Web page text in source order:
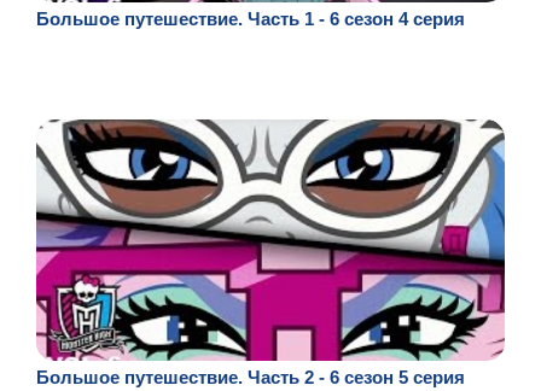
Большое путешествие. Часть 1 - 6 сезон 4 серия
Большое путешествие. Часть 2 - 6 сезон 5 серия